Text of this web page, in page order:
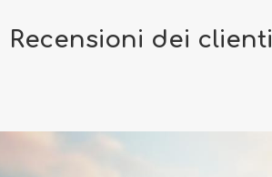
Recensioni dei clienti